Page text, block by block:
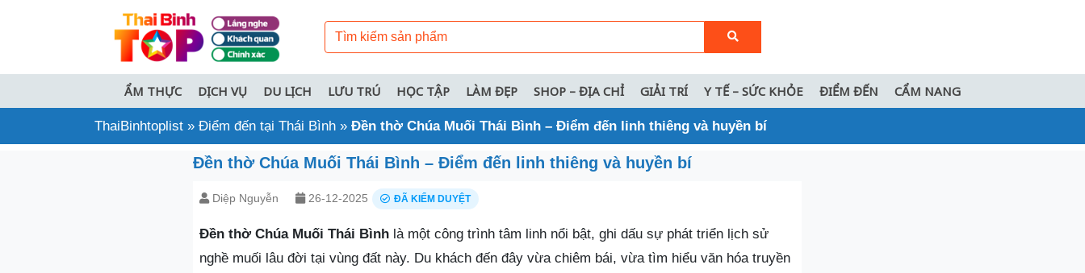
ẨM THỰC DỊCH VỤ DU LỊCH LƯU TRÚ HỌC TẬP LÀM ĐẸP SHOP – ĐỊA CHỈ GIẢI TRÍ Y TẾ – SỨC KHỎE ĐIỂM ĐẾN CẨM NANG
ThaiBinhtoplist » Điểm đến tại Thái Bình » Đền thờ Chúa Muối Thái Bình – Điểm đến linh thiêng và huyền bí
Đền thờ Chúa Muối Thái Bình – Điểm đến linh thiêng và huyền bí
Diệp Nguyễn 26-12-2025 ĐÃ KIỂM DUYỆT
Đền thờ Chúa Muối Thái Bình là một công trình tâm linh nổi bật, ghi dấu sự phát triển lịch sử
nghề muối lâu đời tại vùng đất này. Du khách đến đây vừa chiêm bái, vừa tìm hiểu văn hóa truyền